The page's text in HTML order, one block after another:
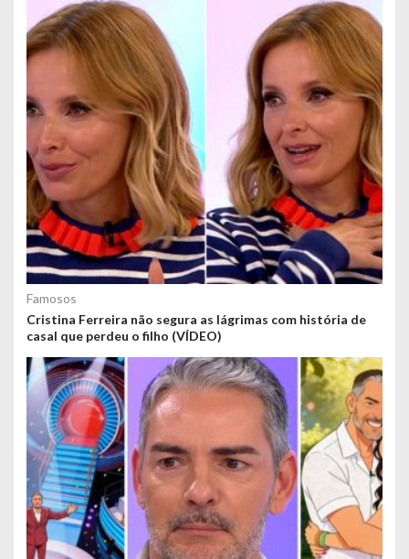
Famosos
Cristina Ferreira não segura as lágrimas com história de
casal que perdeu o filho (VÍDEO)